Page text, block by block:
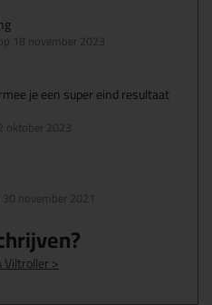
18 november 2023
je een super eind resultaat
oktober 2023
november 2021
Viltroller >